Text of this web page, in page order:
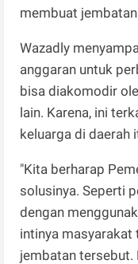
membuat
Wazadly
anggaran untuk
bisa diakomodir
lain. Karena, ini
keluarga di daerah
"Kita berharap
solusinya. Seperti
dengan
intinya masyarakat
jembatan tersebut.